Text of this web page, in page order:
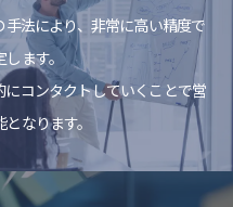
法により、非常に高い精度で
します。
コンタクトしていくことで営
なります。